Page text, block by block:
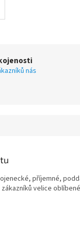
nás
příjemné,
velice